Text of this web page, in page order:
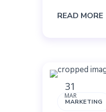
READ MORE
31
MAR
MARKETING